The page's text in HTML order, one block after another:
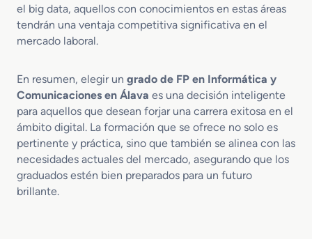
el big data, aquellos con conocimientos en estas áreas
tendrán una ventaja competitiva significativa en el
mercado laboral.
En resumen, elegir un grado de FP en Informática y
Comunicaciones en Álava es una decisión inteligente
para aquellos que desean forjar una carrera exitosa en el
ámbito digital. La formación que se ofrece no solo es
pertinente y práctica, sino que también se alinea con las
necesidades actuales del mercado, asegurando que los
graduados estén bien preparados para un futuro
brillante.